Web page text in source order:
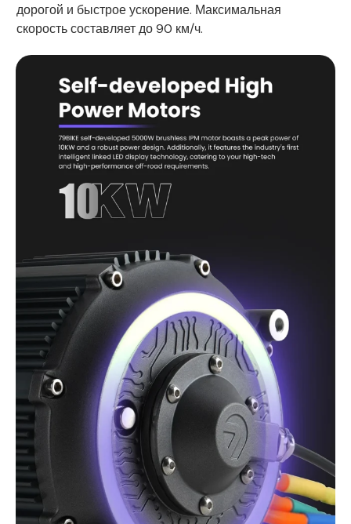
дорогой и быстрое ускорение. Максимальная
скорость составляет до 90 км/ч.